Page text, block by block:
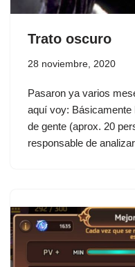
Trato oscuro
28 noviembre, 2020
Pasaron ya varios
aquí voy: Básicamente
de gente (aprox. 20
responsable de